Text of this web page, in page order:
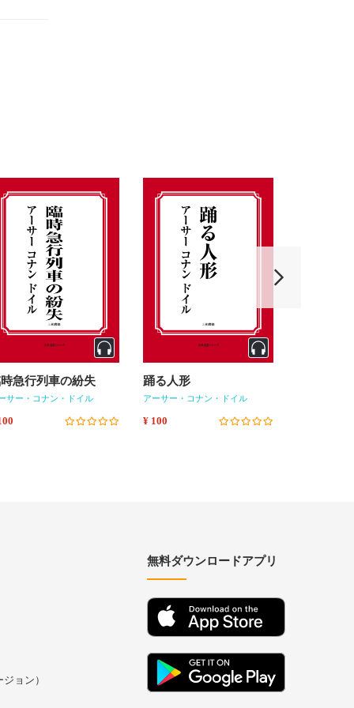
時急行列車の紛失
サー・コナン・ドイル
踊る人形
アーサー・コナン・ドイル
¥ 100
ョン）
無料ダウンロードアプリ